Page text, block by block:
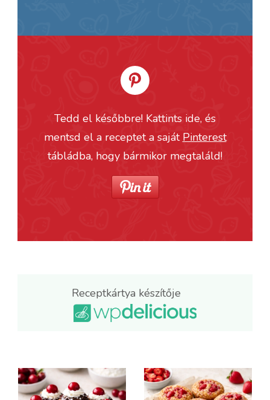
Tedd el későbbre! Kattints ide, és
mentsd el a receptet a saját Pinterest
tábládba, hogy bármikor megtaláld!
Receptkártya készítője